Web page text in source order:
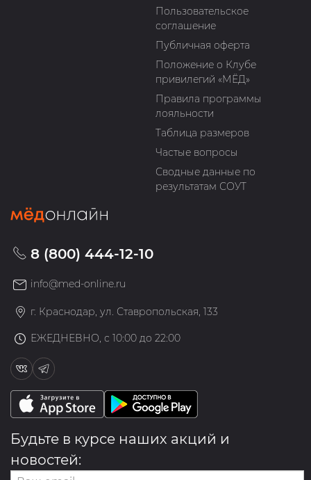
Пользовательское
соглашение
Публичная оферта
Положение о Клубе
привилегий «МЁД»
Правила программы
лояльности
Таблица размеров
Частые вопросы
Сводные данные по
результатам СОУТ
8 (800) 444-12-10
info@med-online.ru
г. Краснодар, ул. Ставропольская, 133
ЕЖЕДНЕВНО, с 10:00 до 22:00
Будьте в курсе наших акций и
новостей: